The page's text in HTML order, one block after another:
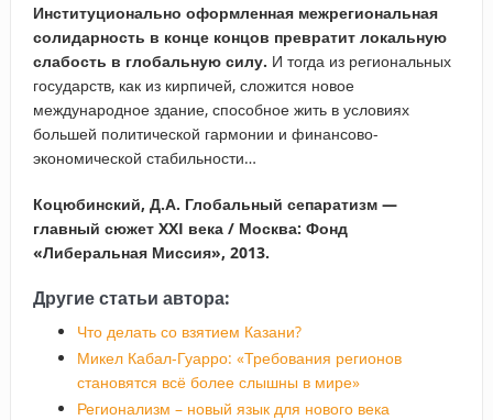
Институционально оформленная межрегиональная
солидарность в конце концов превратит локальную
слабость в глобальную силу. И тогда из региональных
государств, как из кирпичей, сложится новое
международное здание, способное жить в условиях
большей политической гармонии и финансово-
экономической стабильности…
Коцюбинский, Д.А. Глобальный сепаратизм —
главный сюжет XXI века / Москва: Фонд
«Либеральная Миссия», 2013.
Другие статьи автора:
Что делать со взятием Казани?
Микел Кабал-Гуарро: «Требования регионов
становятся всё более слышны в мире»
Регионализм – новый язык для нового века